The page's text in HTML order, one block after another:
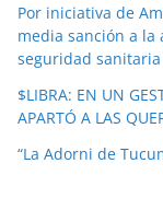
Por iniciativa de
media sanción a la
seguridad sanitaria
$LIBRA: EN UN
APARTÓ A LAS
“La Adorni de